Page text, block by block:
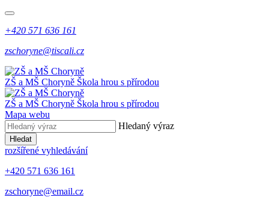
+420 571 636 161
zschoryne@tiscali.cz
ZŠ a MŠ Choryně Škola hrou s přírodou
ZŠ a MŠ Choryně Škola hrou s přírodou
Mapa webu
Hledaný výraz
Hledat
rozšířené vyhledávání
+420 571 636 161
zschoryne@email.cz